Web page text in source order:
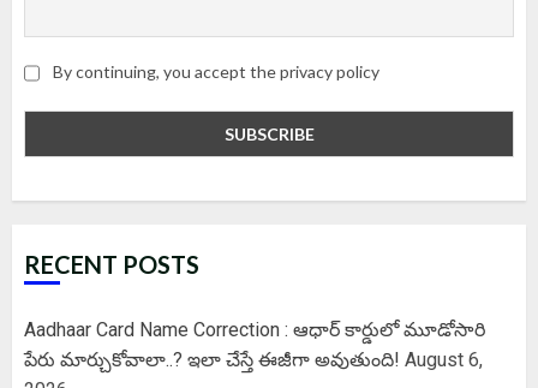
By continuing, you accept the privacy policy
RECENT POSTS
Aadhaar Card Name Correction : ఆధార్ కార్డులో మూడోసారి
పేరు మార్చుకోవాలా..? ఇలా చేస్తే ఈజీగా అవుతుంది! August 6,